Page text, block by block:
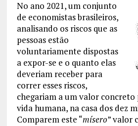
No ano 2021, um conjunto
de economistas brasileiros,
analisando os riscos que as
pessoas estão
voluntariamente dispostas
a expor-se e o quanto elas
deveriam receber para
correr esses riscos,
chegariam a um valor concreto
vida humana, na casa dos dez
Comparem este “mísero” valor